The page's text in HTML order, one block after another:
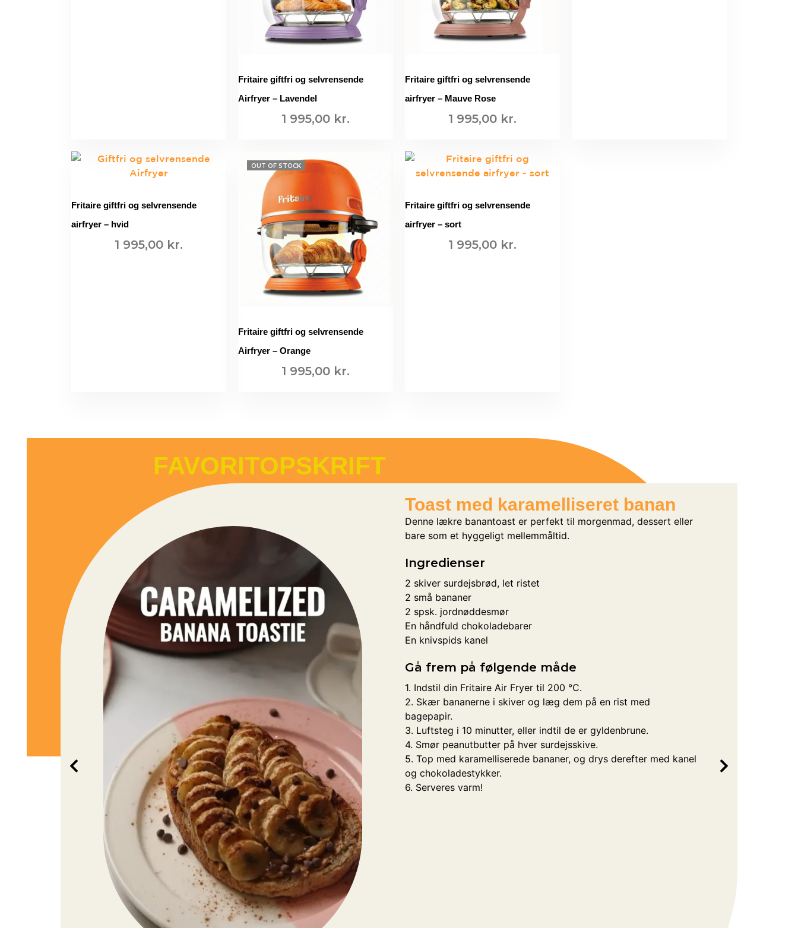
Fritaire giftfri og selvrensende
Airfryer – Lavendel
1 995,00 kr.
Fritaire giftfri og selvrensende
airfryer – Mauve Rose
1 995,00 kr.
Fritaire giftfri og selvrensende
airfryer – hvid
1 995,00 kr.
OUT OF STOCK
Fritaire giftfri og selvrensende
Airfryer – Orange
1 995,00 kr.
Fritaire giftfri og selvrensende
airfryer – sort
1 995,00 kr.
FAVORITOPSKRIFT
Toast med karamelliseret banan
Denne lækre banantoast er perfekt til morgenmad, dessert eller
bare som et hyggeligt mellemmåltid.
Ingredienser
2 skiver surdejsbrød, let ristet
2 små bananer
2 spsk. jordnøddesmør
En håndfuld chokoladebarer
En knivspids kanel
Gå frem på følgende måde
1. Indstil din Fritaire Air Fryer til 200 °C.
2. Skær bananerne i skiver og læg dem på en rist med
bagepapir.
3. Luftsteg i 10 minutter, eller indtil de er gyldenbrune.
4. Smør peanutbutter på hver surdejsskive.
5. Top med karamelliserede bananer, og drys derefter med kanel
og chokoladestykker.
6. Serveres varm!